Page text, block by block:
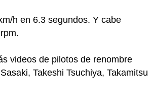
h en 6.3 segundos. Y cabe
videos de pilotos de renombre
Takeshi Tsuchiya, Takamitsu